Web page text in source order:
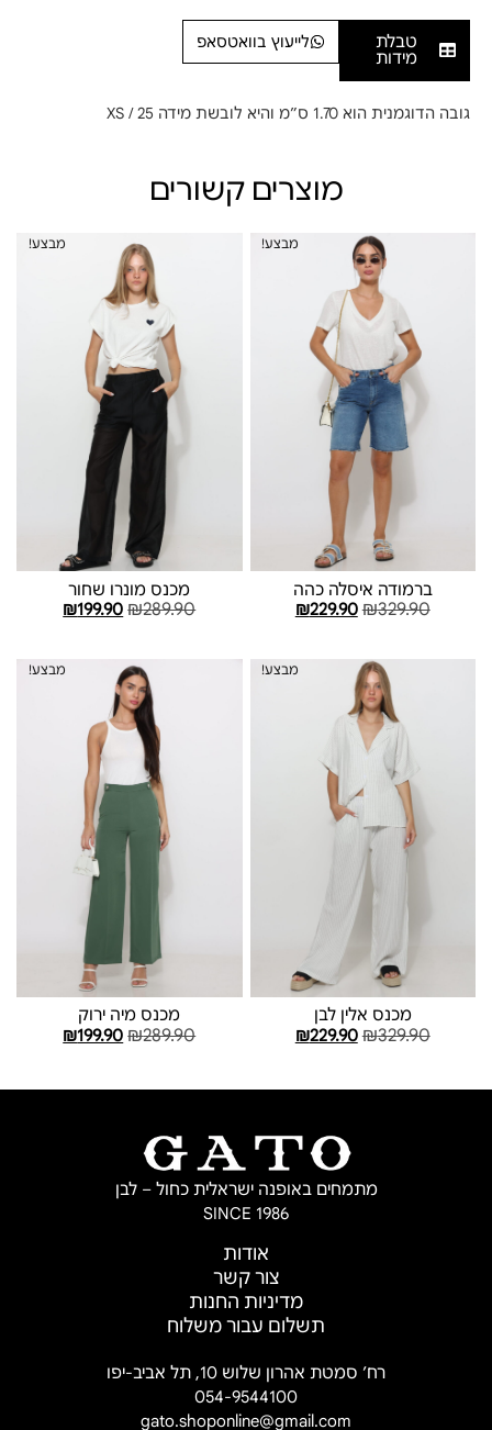
טבלת
מידות
לייעוץ בוואטסאפ
גובה הדוגמנית הוא 1.70 ס”מ והיא לובשת מידה XS / 25
מוצרים קשורים
מבצע!
ברמודה איסלה כהה
₪329.90
₪229.90
מבצע!
מכנס מונרו שחור
₪289.90
₪199.90
מבצע!
מכנס אלין לבן
₪329.90
₪229.90
מבצע!
מכנס מיה ירוק
₪289.90
₪199.90
מתמחים באופנה ישראלית כחול – לבן
SINCE 1986
אודות
צור קשר
מדיניות החנות
תשלום עבור משלוח
רח’ סמטת אהרון שלוש 10, תל אביב-יפו
054-9544100
gato.shoponline@gmail.com